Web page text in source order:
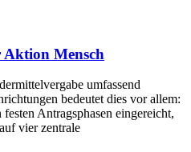
Mensch
umfassend
bedeutet dies vor allem:
Antragsphasen eingereicht,
vier zentrale